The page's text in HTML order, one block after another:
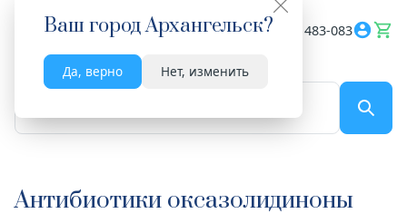
Ваш городАрхангельск?
Да, верно Нет, изменить
Весь сайт 8182 483-083
Антибиотики оксазолидиноны